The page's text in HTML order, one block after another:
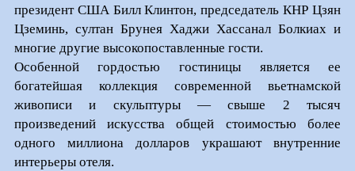
президент США Билл Клинтон, председатель КНР Цзян
Цземинь, султан Брунея Хаджи Хассанал Болкиах и
многие другие высокопоставленные гости.
Особенной гордостью гостиницы является ее
богатейшая коллекция современной вьетнамской
живописи и скульптуры — свыше 2 тысяч
произведений искусства общей стоимостью более
одного миллиона долларов украшают внутренние
интерьеры отеля.